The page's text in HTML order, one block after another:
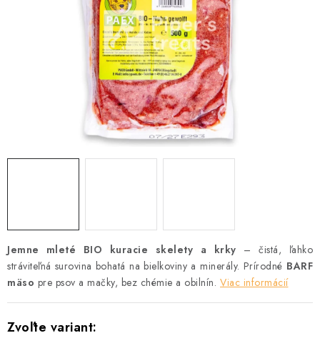
Reklamačný poriadok
Ochrana osobných údajov
O nás – Piper’s Treats
Kontakt
BARF pre psov a mačky – FAQ
Odstúpiť od zmluvy tu
Jemne mleté BIO kuracie skelety a krky – čistá, ľahko
stráviteľná surovina bohatá na bielkoviny a minerály. Prírodné BARF
mäso pre psov a mačky, bez chémie a obilnín. Viac informácií